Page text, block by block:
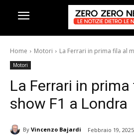
Home Motori La Ferrari in prima fila al
Motori
La Ferrari in
show F1 a Londra
By Vincenzo Bajardi Febbraio 19, 2025